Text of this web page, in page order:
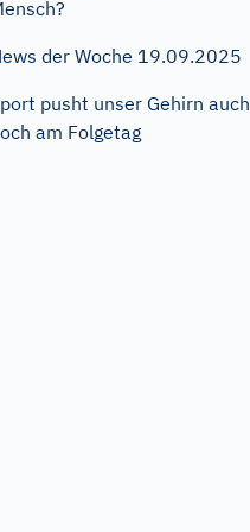
der Woche 19.09.2025
pusht unser Gehirn auch
am Folgetag